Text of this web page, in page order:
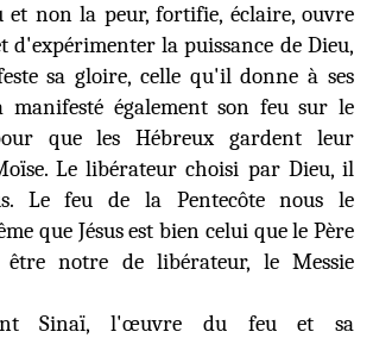
et non la peur, fortifie, éclaire, ouvre
d'expérimenter la puissance de Dieu,
sa gloire, celle qu'il donne à ses
manifesté également son feu sur le
que les Hébreux gardent leur
Le libérateur choisi par Dieu, il
Le feu de la Pentecôte nous le
que Jésus est bien celui que le Père
notre de libérateur, le Messie
Sinaï, l'œuvre du feu et sa